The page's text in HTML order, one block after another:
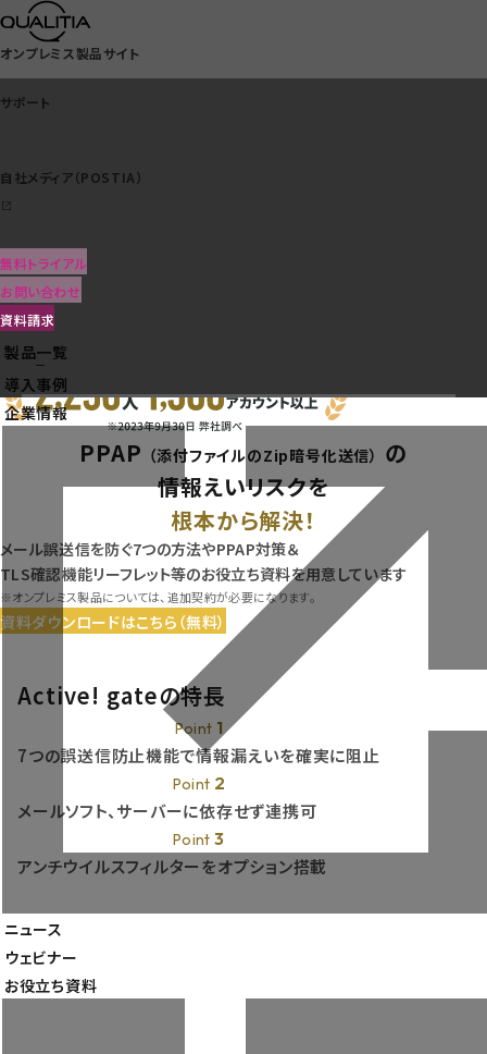
オンプレミス製品サイト
サポート
自社メディア（POSTIA）
無料トライアル
お問い合わせ
資料請求
製品一覧
導入事例
企業情報
ニュース
ウェビナー
お役立ち資料
自社メディア（POSTIA）
クラウドサービス一覧
製品一覧
導入事例
企業情報
いを防ぐ
誤送信対策
PPAP （添付ファイルのZip暗号化送信） の
情報えいリスクを
根本から解決！
メール誤送信を防ぐ7つの方法やPPAP対策＆
TLS確認機能リーフレット等のお役立ち資料を用意しています
※オンプレミス製品については、追加契約が必要になります。
資料ダウンロードはこちら（無料）
Active! gateの特長
Point 1
7つの誤送信防止機能で情報漏えいを確実に阻止
Point 2
メールソフト、サーバーに依存せず連携可
Point3
アンチウイルスフィルターをオプション搭載